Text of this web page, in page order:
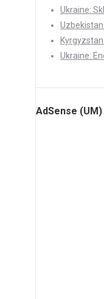
Ukraine:
Ukraine:
AdSense (UM)